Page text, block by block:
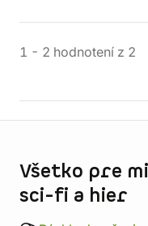
1 - 2 hodnotení z 2
Všetko pre
sci-fi a hier